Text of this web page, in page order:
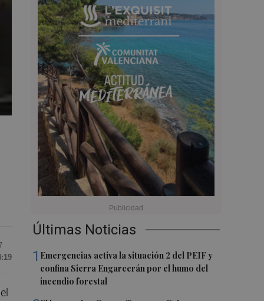
Últimas Noticias
1 Emergencias activa la situación 2 del PEIF y
confina Sierra Engarcerán por el humo del
incendio forestal